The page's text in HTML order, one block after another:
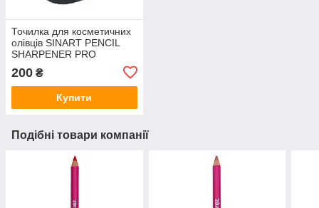
Точилка для косметичних
олівців SINART PENCIL
SHARPENER PRO
200 ₴
Купити
Подібні товари компанії